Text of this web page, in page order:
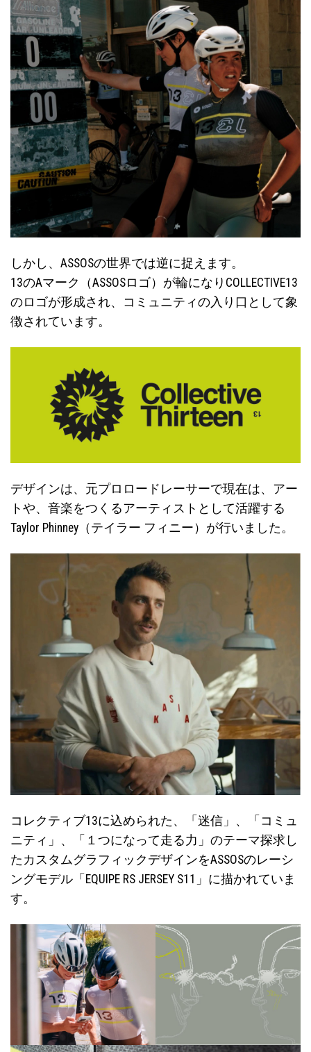
しかし、ASSOSの世界では逆に捉えます。
13のAマーク（ASSOSロゴ）が輪になりCOLLECTIVE13
のロゴが形成され、コミュニティの入り口として象
徴されています。
デザインは、元プロロードレーサーで現在は、アー
トや、音楽をつくるアーティストとして活躍する
Taylor Phinney（テイラー フィニー）が行いました。
コレクティブ13に込められた、「迷信」、「コミュ
ニティ」、「１つになって走る力」のテーマ探求し
たカスタムグラフィックデザインをASSOSのレーシ
ングモデル「EQUIPE RS JERSEY S11」に描かれていま
す。